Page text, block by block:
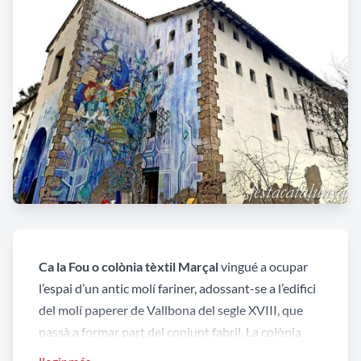
Ca la Fou o colònia tèxtil Marçalvingué a ocupar
l’espai d’un antic molí fariner, adossant-se a l’edifici
del molí paperer de Vallbona del segle XVIII, que
passà a formar part del conjunt fabril. La colònia